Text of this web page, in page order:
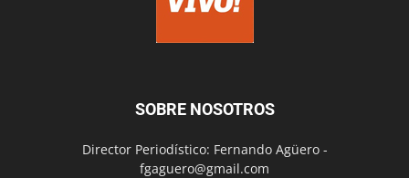
SOBRE NOSOTROS
Director Periodístico: Fernando Agüero -
fgaguero@gmail.com